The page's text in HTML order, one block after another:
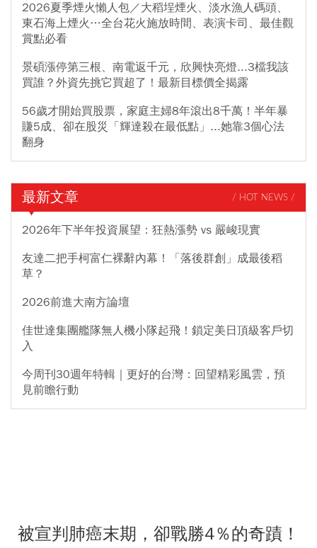
2026夏季煙火懶人包／大稻埕煙火、淡水漁人碼頭、
東石海上煙火…全台花火施放時間、表演卡司、最佳觀
賞點必看
景碩漲停第三根、南電返千元，欣興快亮燈...3檔我該
買誰？外資先挑它買超了！最新目標價全揭露
56歲才開始買股票，家庭主婦8年滾出8千萬！半年暴
賺5成、卻在股災「輝達殺在最低點」...她靠3個心法
翻身
最新文章 / HOT NEWS /
2026年下半年投資展望：狂熱漲勢 vs 嚴峻現實
友達二把手柯富仁裸辭內幕！「落後群創」成最後稻
草？
2026前進大南方論壇
佳世達集團艦隊無人機小隊起飛！鎖定美日頂級客戶切
入
今周刊30週年特輯｜更好的台灣：回望精彩風雲，預
見前瞻行動
被宣判肺癌末期，卻戰勝4％的奇蹟！